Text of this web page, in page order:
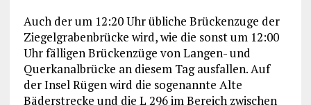
Auch der um 12:20 Uhr übliche Brückenzuge der
Ziegelgrabenbrücke wird, wie die sonst um 12:00
Uhr fälligen Brückenzüge von Langen- und
Querkanalbrücke an diesem Tag ausfallen. Auf
der Insel Rügen wird die sogenannte Alte
Bäderstrecke und die L 296 im Bereich zwischen